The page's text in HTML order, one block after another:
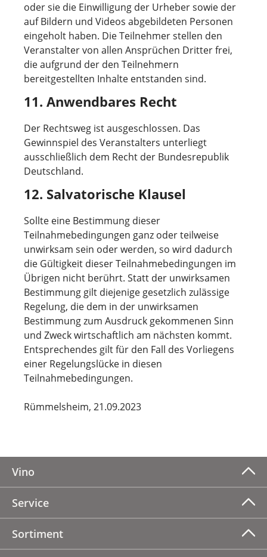
oder sie die Einwilligung der Urheber sowie der
auf Bildern und Videos abgebildeten Personen
eingeholt haben. Die Teilnehmer stellen den
Veranstalter von allen Ansprüchen Dritter frei,
die aufgrund der den Teilnehmern
bereitgestellten Inhalte entstanden sind.
11. Anwendbares Recht
Der Rechtsweg ist ausgeschlossen. Das
Gewinnspiel des Veranstalters unterliegt
ausschließlich dem Recht der Bundesrepublik
Deutschland.
12. Salvatorische Klausel
Sollte eine Bestimmung dieser
Teilnahmebedingungen ganz oder teilweise
unwirksam sein oder werden, so wird dadurch
die Gültigkeit dieser Teilnahmebedingungen im
Übrigen nicht berührt. Statt der unwirksamen
Bestimmung gilt diejenige gesetzlich zulässige
Regelung, die dem in der unwirksamen
Bestimmung zum Ausdruck gekommenen Sinn
und Zweck wirtschaftlich am nächsten kommt.
Entsprechendes gilt für den Fall des Vorliegens
einer Regelungslücke in diesen
Teilnahmebedingungen.
Rümmelsheim, 21.09.2023
Vino
Service
Sortiment